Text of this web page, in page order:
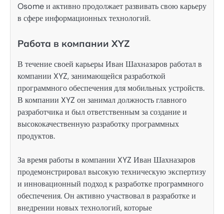
Osome и активно продолжает развивать свою карьеру
в сфере информационных технологий.
Работа в компании XYZ
В течение своей карьеры Иван Шахназаров работал в
компании XYZ, занимающейся разработкой
программного обеспечения для мобильных устройств.
В компании XYZ он занимал должность главного
разработчика и был ответственным за создание и
высококачественную разработку программных
продуктов.
За время работы в компании XYZ Иван Шахназаров
продемонстрировал высокую техническую экспертизу
и инновационный подход к разработке программного
обеспечения. Он активно участвовал в разработке и
внедрении новых технологий, которые